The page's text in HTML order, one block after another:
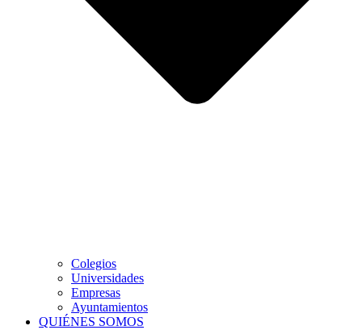
Colegios
Universidades
Empresas
Ayuntamientos
QUIÉNES SOMOS